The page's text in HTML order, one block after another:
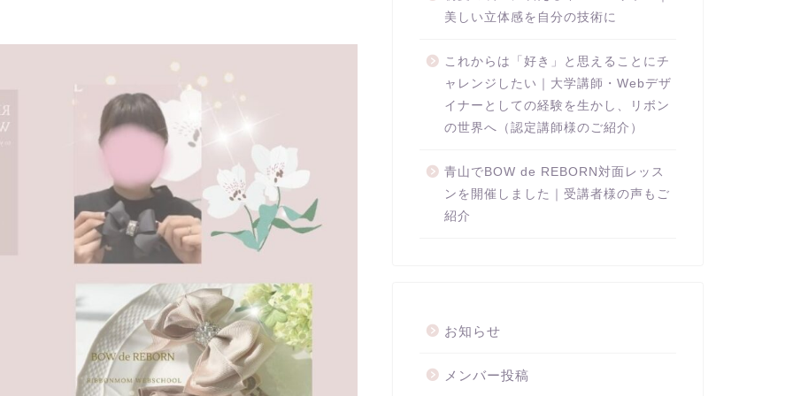
美しい立体感を自分の技術に
これからは「好き」と思えることにチ
ャレンジしたい｜大学講師・Webデザ
イナーとしての経験を生かし、リボン
の世界へ（認定講師様のご紹介）
青山でBOW de REBORN対面レッス
ンを開催しました｜受講者様の声もご
紹介
お知らせ
メンバー投稿